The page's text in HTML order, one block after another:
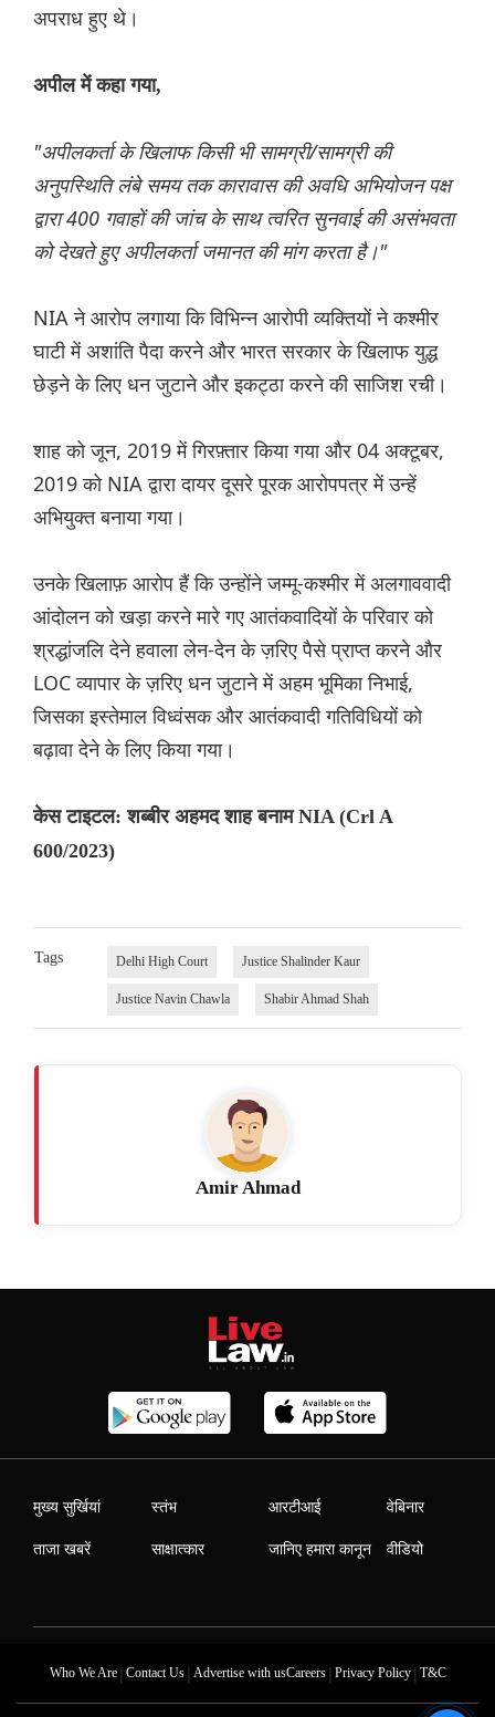
अपराध हुए थे।
अपील में कहा गया,
"अपीलकर्ता के खिलाफ किसी भी सामग्री/सामग्री की
अनुपस्थिति लंबे समय तक कारावास की अवधि अभियोजन पक्ष
द्वारा 400 गवाहों की जांच के साथ त्वरित सुनवाई की असंभवता
को देखते हुए अपीलकर्ता जमानत की मांग करता है।"
NIA ने आरोप लगाया कि विभिन्न आरोपी व्यक्तियों ने कश्मीर
घाटी में अशांति पैदा करने और भारत सरकार के खिलाफ युद्ध
छेड़ने के लिए धन जुटाने और इकट्ठा करने की साजिश रची।
शाह को जून, 2019 में गिरफ़्तार किया गया और 04 अक्टूबर,
2019 को NIA द्वारा दायर दूसरे पूरक आरोपपत्र में उन्हें
अभियुक्त बनाया गया।
उनके खिलाफ़ आरोप हैं कि उन्होंने जम्मू-कश्मीर में अलगाववादी
आंदोलन को खड़ा करने मारे गए आतंकवादियों के परिवार को
श्रद्धांजलि देने हवाला लेन-देन के ज़रिए पैसे प्राप्त करने और
LOC व्यापार के ज़रिए धन जुटाने में अहम भूमिका निभाई,
जिसका इस्तेमाल विध्वंसक और आतंकवादी गतिविधियों को
बढ़ावा देने के लिए किया गया।
केस टाइटल: शब्बीर अहमद शाह बनाम NIA (Crl A
600/2023)
Tags Delhi High Court Justice Shalinder Kaur
Justice Navin Chawla Shabir Ahmad Shah
Amir Ahmad
मुख्य सुर्खियां
ताजा खबरें
स्तंभ
साक्षात्कार
आरटीआई
जानिए हमारा कानून
वेबिनार
वीडियो
Who We Are| Contact Us| Advertise with usCareers| Privacy Policy| T&C